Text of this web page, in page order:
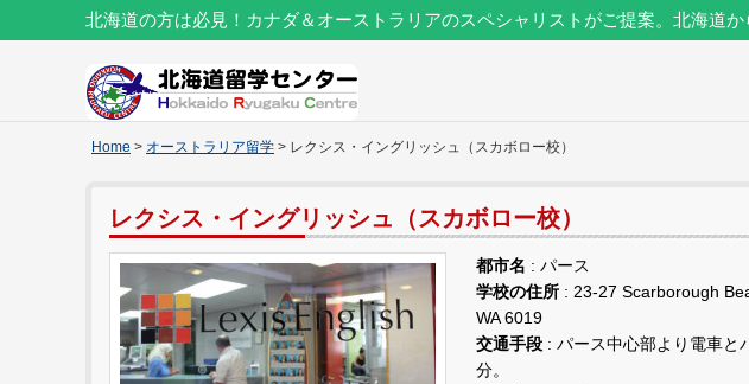
北海道の方は必見！カナダ＆オーストラリアのスペシャリストがご提案。北海道
Home > オーストラリア留学 > レクシス・イングリッシュ（スカボロー校）
レクシス・イングリッシュ（スカボロー校）
都市名 : パース
学校の住所 : 23-27 Scarborough
WA 6019
交通手段 : パース中心部より電車と
分。